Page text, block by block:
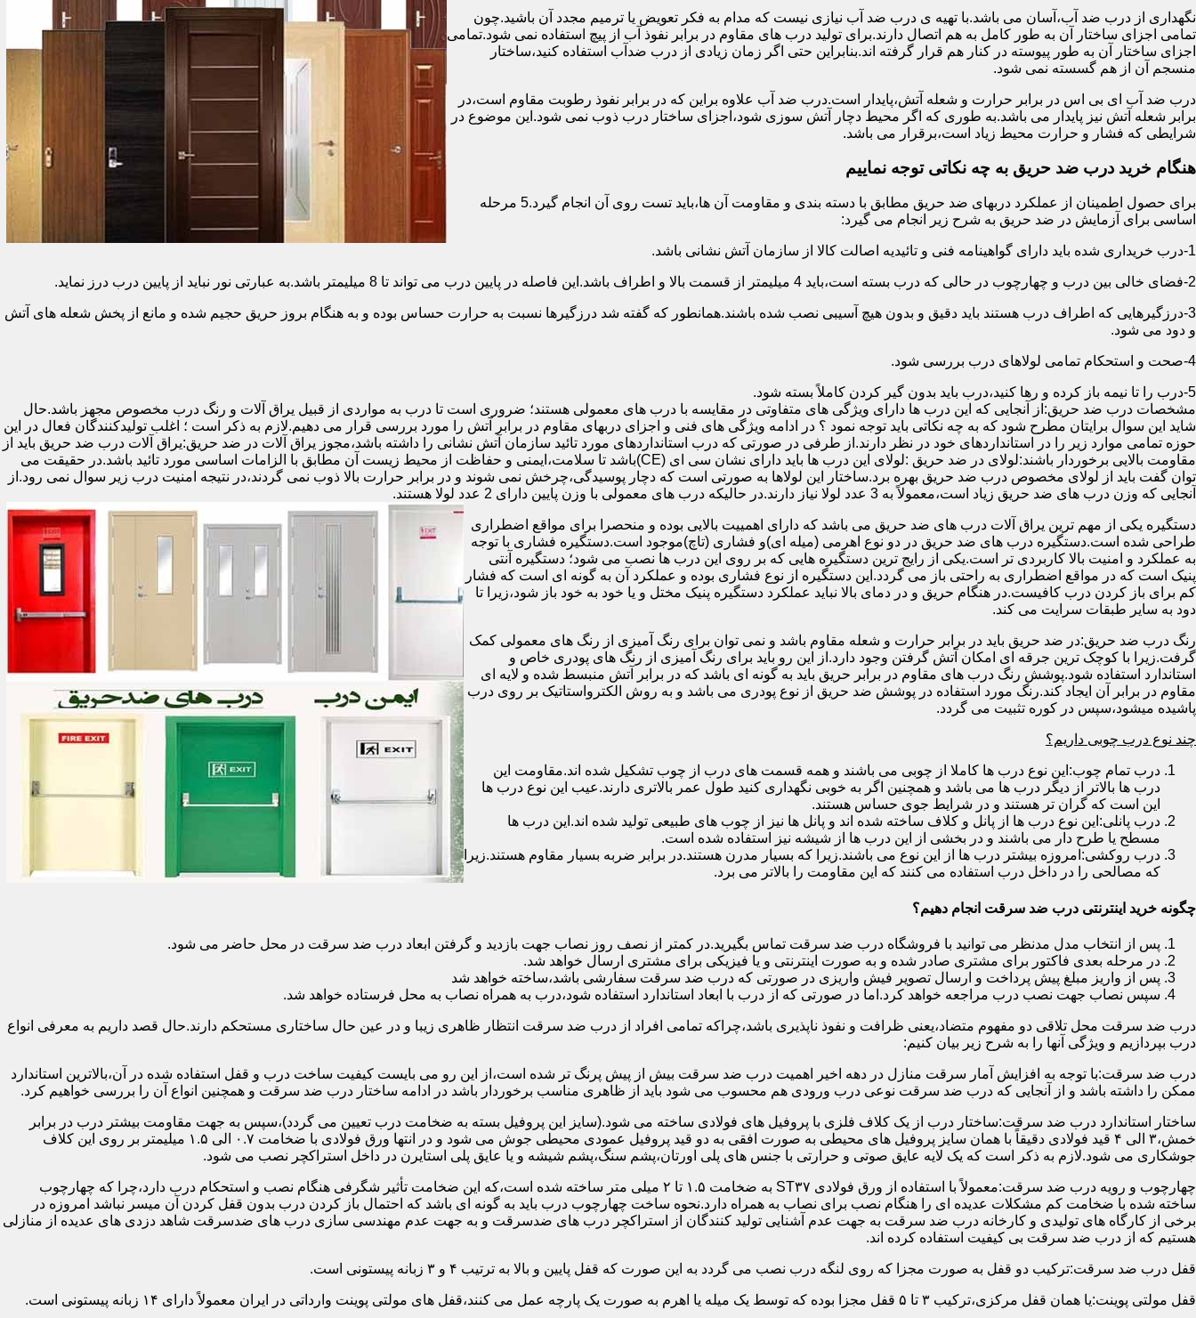
نگهداری از درب ضد آب،آسان می باشد.با تهیه ی درب ضد آب نیازی نیست که مدام به فکر تعویض یا ترمیم مجدد آن باشید.چون
تمامی اجزای ساختار آن به طور کامل به هم اتصال دارند.برای تولید درب های مقاوم در برابر نفوذ آب از پیچ استفاده نمی شود.تمامی
اجزای ساختار آن به طور پیوسته در کنار هم قرار گرفته اند.بنابراین حتی اگر زمان زیادی از درب ضدآب استفاده کنید،ساختار
منسجم آن از هم گسسته نمی شود.
درب ضد آب ای بی اس در برابر حرارت و شعله آتش،پایدار است.درب ضد آب علاوه براین که در برابر نفوذ رطوبت مقاوم است،در
برابر شعله آتش نیز پایدار می باشد.به طوری که اگر محیط دچار آتش سوزی شود،اجزای ساختار درب ذوب نمی شود.این موضوع در
شرایطی که فشار و حرارت محیط زیاد است،برقرار می باشد.
هنگام خرید درب ضد حریق به چه نکاتی توجه نماییم
برای حصول اطمینان از عملکرد دربهای ضد حریق مطابق با دسته بندی و مقاومت آن ها،باید تست روی آن انجام گیرد.5 مرحله
اساسی برای آزمایش در ضد حریق به شرح زیر انجام می گیرد:
1-درب خریداری شده باید دارای گواهینامه فنی و تائیدیه اصالت کالا از سازمان آتش نشانی باشد.
2-فضای خالی بین درب و چهارچوب در حالی که درب بسته است،باید 4 میلیمتر از قسمت بالا و اطراف باشد.این فاصله در پایین درب می تواند تا 8 میلیمتر باشد.به عبارتی نور نباید از پایین درب درز نماید.
3-درزگیرهایی که اطراف درب هستند باید دقیق و بدون هیچ آسیبی نصب شده باشند.همانطور که گفته شد درزگیرها نسبت به حرارت حساس بوده و به هنگام بروز حریق حجیم شده و مانع از پخش شعله های آتش
و دود می شود.
4-صحت و استحکام تمامی لولاهای درب بررسی شود.
5-درب را تا نیمه باز کرده و رها کنید،درب باید بدون گیر کردن کاملاً بسته شود.
مشخصات درب ضد حریق:از آنجایی که این درب ها دارای ویژگی های متفاوتی در مقایسه با درب های معمولی هستند؛ ضروری است تا درب به مواردی از قبیل یراق آلات و رنگ درب مخصوص مجهز باشد.حال
شاید این سوال برایتان مطرح شود که به چه نکاتی باید توجه نمود ؟ در ادامه ویژگی های فنی و اجزای دربهای مقاوم در برابر آتش را مورد بررسی قرار می دهیم.لازم به ذکر است ؛ اغلب تولیدکنندگان فعال در این
حوزه تمامی موارد زیر را در استانداردهای خود در نظر دارند.از طرفی در صورتی که درب استانداردهای مورد تائید سازمان آتش نشانی را داشته باشد،مجوز یراق آلات در ضد حریق:یراق آلات درب ضد حریق باید از
مقاومت بالایی برخوردار باشند:لولای در ضد حریق :لولای این درب ها باید دارای نشان سی ای (CE)باشد تا سلامت،ایمنی و حفاظت از محیط زیست آن مطابق با الزامات اساسی مورد تائید باشد.در حقیقت می
توان گفت باید از لولای مخصوص درب ضد حریق بهره برد.ساختار این لولاها به صورتی است که دچار پوسیدگی،چرخش نمی شوند و در برابر حرارت بالا ذوب نمی گردند،در نتیجه امنیت درب زیر سوال نمی رود.از
آنجایی که وزن درب های ضد حریق زیاد است،معمولاً به 3 عدد لولا نیاز دارند.در حالیکه درب های معمولی با وزن پایین دارای 2 عدد لولا هستند.
دستگیره یکی از مهم ترین یراق آلات درب های ضد حریق می باشد که دارای اهمییت بالایی بوده و منحصرا برای مواقع اضطراری
طراحی شده است.دستگیره درب های ضد حریق در دو نوع اهرمی (میله ای)و فشاری (تاچ)موجود است.دستگیره فشاری با توجه
به عملکرد و امنیت بالا کاربردی تر است.یکی از رایج ترین دستگیره هایی که بر روی این درب ها نصب می شود؛ دستگیره آنتی
پنیک است که در مواقع اضطراری به راحتی باز می گردد.این دستگیره از نوع فشاری بوده و عملکرد آن به گونه ای است که فشار
کم برای باز کردن درب کافیست.در هنگام حریق و در دمای بالا نباید عملکرد دستگیره پنیک مختل و یا خود به خود باز شود،زیرا تا
دود به سایر طبقات سرایت می کند.
رنگ درب ضد حریق:در ضد حریق باید در برابر حرارت و شعله مقاوم باشد و نمی توان برای رنگ آمیزی از رنگ های معمولی کمک
گرفت.زیرا با کوچک ترین جرقه ای امکان آتش گرفتن وجود دارد.از این رو باید برای رنگ آمیزی از رنگ های پودری خاص و
استاندارد استفاده شود.پوشش رنگ درب های مقاوم در برابر حریق باید به گونه ای باشد که در برابر آتش منبسط شده و لایه ای
مقاوم در برابر آن ایجاد کند.رنگ مورد استفاده در پوشش ضد حریق از نوع پودری می باشد و به روش الکترواستاتیک بر روی درب
پاشیده میشود،سپس در کوره تثبیت می گردد.
چند نوع درب چوبی داریم؟
درب تمام چوب:این نوع درب ها کاملا از چوبی می باشند و همه قسمت های درب از چوب تشکیل شده اند.مقاومت این
درب ها بالاتر از دیگر درب ها می باشد و همچنین اگر به خوبی نگهداری کنید طول عمر بالاتری دارند.عیب این نوع درب ها
این است که گران تر هستند و در شرایط جوی حساس هستند.
درب پانلی:این نوع درب ها از پانل و کلاف ساخته شده اند و پانل ها نیز از چوب های طبیعی تولید شده اند.این درب ها
مسطح یا طرح دار می باشند و در بخشی از این درب ها از شیشه نیز استفاده شده است.
درب روکشی:امروزه بیشتر درب ها از این نوع می باشند.زیرا که بسیار مدرن هستند.در برابر ضربه بسیار مقاوم هستند.زیرا
که مصالحی را در داخل درب استفاده می کنند که این مقاومت را بالاتر می برد.
چگونه خرید اینترنتی درب ضد سرقت انجام دهیم؟
پس از انتخاب مدل مدنظر می توانید با فروشگاه درب ضد سرقت تماس بگیرید.در کمتر از نصف روز نصاب جهت بازدید و گرفتن ابعاد درب ضد سرقت در محل حاضر می شود.
در مرحله بعدی فاکتور برای مشتری صادر شده و به صورت اینترنتی و یا فیزیکی برای مشتری ارسال خواهد شد.
پس از واریز مبلغ پیش پرداخت و ارسال تصویر فیش واریزی در صورتی که درب ضد سرقت سفارشی باشد،ساخته خواهد شد
سپس نصاب جهت نصب درب مراجعه خواهد کرد.اما در صورتی که از درب با ابعاد استاندارد استفاده شود،درب به همراه نصاب به محل فرستاده خواهد شد.
درب ضد سرقت محل تلاقی دو مفهوم متضاد،یعنی ظرافت و نفوذ ناپذیری باشد،چراکه تمامی افراد از درب ضد سرقت انتظار ظاهری زیبا و در عین حال ساختاری مستحکم دارند.حال قصد داریم به معرفی انواع
درب بپردازیم و ویژگی آنها را به شرح زیر بیان کنیم:
درب ضد سرقت:با توجه به افزایش آمار سرقت منازل در دهه اخیر اهمیت درب ضد سرقت بیش از پیش پرنگ تر شده است،از این رو می بایست کیفیت ساخت درب و قفل استفاده شده در آن،بالاترین استاندارد
ممکن را داشته باشد و از آنجایی که درب ضد سرقت نوعی درب ورودی هم محسوب می شود باید از ظاهری مناسب برخوردار باشد در ادامه ساختار درب ضد سرقت و همچنین انواع آن را بررسی خواهیم کرد.
ساختار استاندارد درب ضد سرقت:ساختار درب از یک کلاف فلزی با پروفیل های فولادی ساخته می شود.(سایز این پروفیل بسته به ضخامت درب تعیین می گردد)،سپس به جهت مقاومت بیشتر درب در برابر
خمش،۳ الی ۴ قید فولادی دقیقاً با همان سایز پروفیل های محیطی به صورت افقی به دو قید پروفیل عمودی محیطی جوش می شود و در انتها ورق فولادی با ضخامت ۰.۷ الی ۱.۵ میلیمتر بر روی این کلاف
جوشکاری می شود.لازم به ذکر است که یک لایه عایق صوتی و حرارتی با جنس های پلی اورتان،پشم سنگ،پشم شیشه و یا عایق پلی استایرن در داخل استراکچر نصب می شود.
چهارچوب و رویه درب ضد سرقت:معمولاً با استفاده از ورق فولادی ST۳۷ به ضخامت ۱.۵ تا ۲ میلی متر ساخته شده است،که این ضخامت تأثیر شگرفی هنگام نصب و استحکام درب دارد،چرا که چهارچوب
ساخته شده با ضخامت کم مشکلات عدیده ای را هنگام نصب برای نصاب به همراه دارد.نحوه ساخت چهارچوب درب باید به گونه ای باشد که احتمال باز کردن درب بدون قفل کردن آن میسر نباشد امروزه در
برخی از کارگاه های تولیدی و کارخانه درب ضد سرقت به جهت عدم آشنایی تولید کنندگان از استراکچر درب های ضدسرقت و به جهت عدم مهندسی سازی درب های ضدسرقت شاهد دزدی های عدیده از منازلی
هستیم که از درب ضد سرقت بی کیفیت استفاده کرده اند.
قفل درب ضد سرقت:ترکیب دو قفل به صورت مجزا که روی لنگه درب نصب می گردد به این صورت که قفل پایین و بالا به ترتیب ۴ و ۳ زبانه پیستونی است.
قفل مولتی پوینت:یا همان قفل مرکزی،ترکیب ۳ تا ۵ قفل مجزا بوده که توسط یک میله یا اهرم به صورت یک پارچه عمل می کنند،قفل های مولتی پوینت وارداتی در ایران معمولاً دارای ۱۴ زبانه پیستونی است.